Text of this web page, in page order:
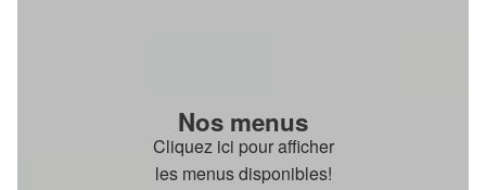
Nos menus
Cliquez ici pour afficher
les menus disponibles!